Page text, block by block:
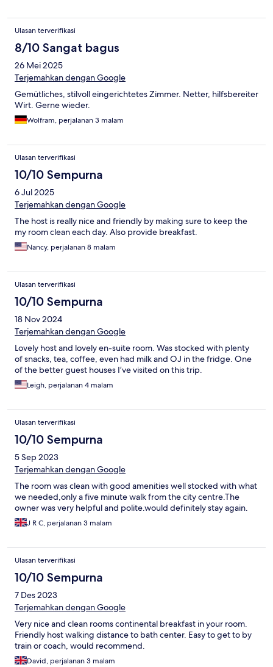
Ulasan terverifikasi
8/10 Sangat bagus
26 Mei 2025
Terjemahkan dengan Google
Gemütliches, stilvoll eingerichtetes Zimmer. Netter, hilfsbereiter
Wirt. Gerne wieder.
Wolfram, perjalanan 3 malam
Ulasan terverifikasi
10/10 Sempurna
6 Jul 2025
Terjemahkan dengan Google
The host is really nice and friendly by making sure to keep the
my room clean each day. Also provide breakfast.
Nancy, perjalanan 8 malam
Ulasan terverifikasi
10/10 Sempurna
18 Nov 2024
Terjemahkan dengan Google
Lovely host and lovely en-suite room. Was stocked with plenty
of snacks, tea, coffee, even had milk and OJ in the fridge. One
of the better guest houses I’ve visited on this trip.
Leigh, perjalanan 4 malam
Ulasan terverifikasi
10/10 Sempurna
5 Sep 2023
Terjemahkan dengan Google
The room was clean with good amenities well stocked with what
we needed,only a five minute walk from the city centre.The
owner was very helpful and polite.would definitely stay again.
J R C, perjalanan 3 malam
Ulasan terverifikasi
10/10 Sempurna
7 Des 2023
Terjemahkan dengan Google
Very nice and clean rooms continental breakfast in your room.
Friendly host walking distance to bath center. Easy to get to by
train or coach, would recommend.
David, perjalanan 3 malam